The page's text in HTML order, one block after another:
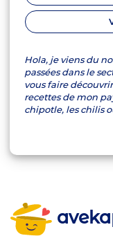
Hola, je viens du
passées dans le
vous faire
recettes de mon
chipotle, les chilis